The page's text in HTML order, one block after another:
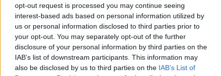
opt-out request is processed you may continue seeing
interest-based ads based on personal information utilized by
us or personal information disclosed to third parties prior to
your opt-out. You may separately opt-out of the further
disclosure of your personal information by third parties on the
IAB’s list of downstream participants. This information may
also be disclosed by us to third parties on the IAB’s List of
Télécharger légalement les MP3 ou trouver le CD sur
Trouver des vinyles et des CD sur
Trouver un instrument de musique ou une partition au
meilleur prix sur